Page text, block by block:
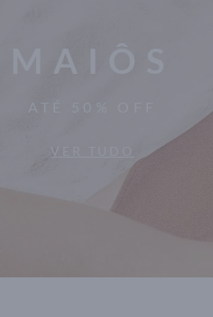
MAIÔS
ATÉ 50% OFF
VER TUDO